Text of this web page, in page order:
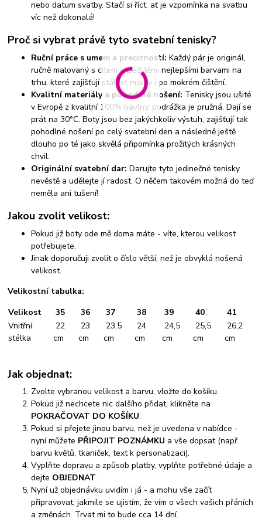
nebo datum svatby. Stačí si říct, ať je vzpomínka na svatbu
víc než dokonalá!
Proč si vybrat právě tyto svatební tenisky?
Ruční práce s umem a precizností: Každý pár je originál,
ručně malovaný s citem a péčí těmi nejlepšími barvami na
trhu, které zajišťují stálost malby i po mokrém čištění.
Kvalitní materiály a pohodlné nošení: Tenisky jsou ušité
v Evropě z kvalitní 100% bavlny, podrážka je pružná. Dají se
prát na 30°C. Boty jsou bez jakýchkoliv výstuh, zajišťují tak
pohodlné nošení po celý svatební den a následně ještě
dlouho po té jako skvělá připomínka prožitých krásných
chvil.
Originální svatební dar: Darujte tyto jedinečné tenisky
nevěstě a udělejte jí radost. O něčem takovém možná do teď
neměla ani tušení!
Jakou zvolit velikost:
Pokud již boty ode mě doma máte - víte, kterou velikost
potřebujete.
Jinak doporučuji zvolit o číslo větší, než je obvyklá nošená
velikost.
Velikostní tabulka:
Velikost
35 36 37 38 39 40
41
Vnitřní
stélka
22
cm
23
cm
23,5
cm
24
cm
24,5
cm
25,5
cm
26,2
cm
Jak objednat:
Zvolte vybranou velikost a barvu, vložte do košíku.
Pokud již nechcete nic dalšího přidat, klikněte na
POKRAČOVAT DO KOŠÍKU.
Pokud si přejete jinou barvu, než je uvedena v nabídce -
nyní můžete PŘIPOJIT POZNÁMKU a vše dopsat (např.
barvu květů, tkaniček, text k personalizaci).
Vyplňte dopravu a způsob platby, vyplňte potřebné údaje a
dejte OBJEDNAT.
Nyní už objednávku uvidím i já - a mohu vše začít
připravovat, jakmile se ujistím, že vím o všech vašich přáních
a změnách. Trvat mi to bude cca 14 dní.